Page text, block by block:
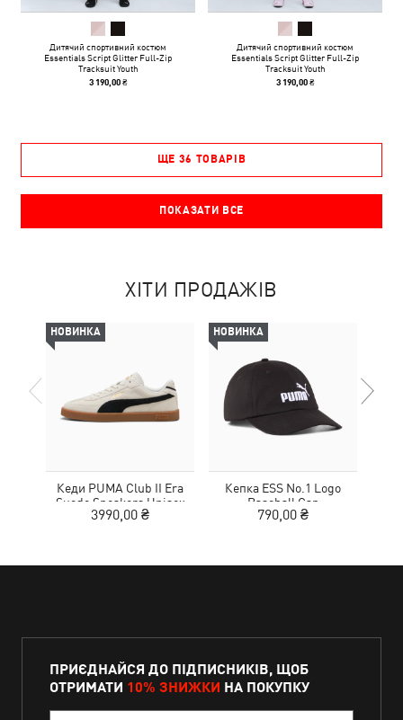
Дитячий спортивний костюм
Essentials Script Glitter Full-Zip
Tracksuit Youth
3 190,00 ₴
Дитячий спортивний костюм
Essentials Script Glitter Full-Zip
Tracksuit Youth
3 190,00 ₴
ЩЕ 36 ТОВАРІВ
ПОКАЗАТИ ВСЕ
ХІТИ ПРОДАЖІВ
НОВИНКА
Кеди PUMA Club II Era
Suede Sneakers Unisex
3990,00 ₴
НОВИНКА
Кепка ESS No.1 Logo
Baseball Cap
790,00 ₴
ПРИЄДНАЙСЯ ДО ПІДПИСНИКІВ, ЩОБ
ОТРИМАТИ 10% ЗНИЖКИ НА ПОКУПКУ